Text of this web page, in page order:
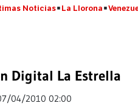
Noticias La Llorona
Digital La Estrella
04/2010 02:00